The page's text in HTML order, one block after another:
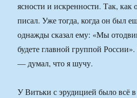
ясности и искренности. Так, как
писал. Уже тогда, когда он был
однажды сказал ему: «Мы
будете главной группой
— думал, что я шучу.
У Витьки с эрудицией было всё